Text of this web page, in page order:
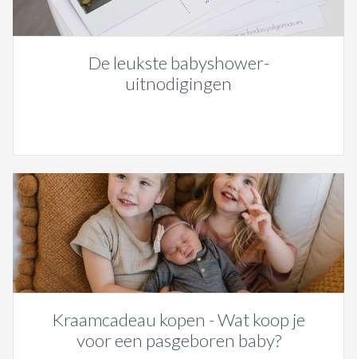
De leukste babyshower-
uitnodigingen
Kraamcadeau kopen - Wat koop je
voor een pasgeboren baby?